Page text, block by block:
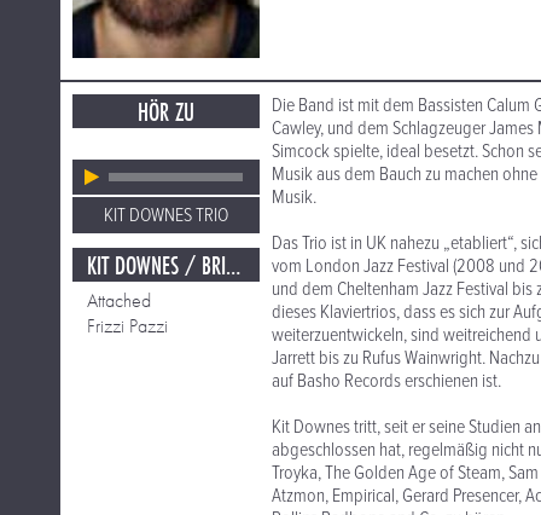
HÖR ZU
KIT DOWNES TRIO
KIT DOWNES / BRIT JAZZ
Attached
Frizzi Pazzi
Die Band ist mit dem Bassisten Calum
Cawley, und dem Schlagzeuger
Simcock spielte, ideal besetzt. Schon
Musik aus dem Bauch zu machen
Musik.
Das Trio ist in UK nahezu „etabliert“,
vom London Jazz Festival (2008 und
und dem Cheltenham Jazz Festival bis
dieses Klaviertrios, dass es sich zur
weiterzuentwickeln, sind weitreichend
Jarrett bis zu Rufus Wainwright.
auf Basho Records erschienen ist.
Kit Downes tritt, seit er seine Studien
abgeschlossen hat, regelmäßig nicht
Troyka, The Golden Age of Steam,
Atzmon, Empirical, Gerard Presencer,